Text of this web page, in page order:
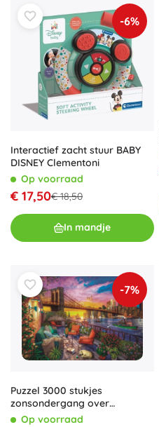
-6%
Interactief zacht stuur BABY
DISNEY Clementoni
Op voorraad
€ 17,50€ 18,50
In mandje
-7%
Puzzel 3000 stukjes
zonsondergang over
Manhattan
Op voorraad